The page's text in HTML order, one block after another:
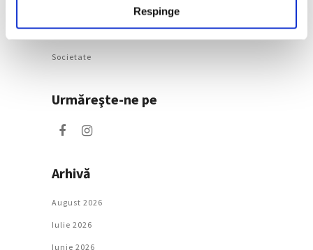
Respinge
Societate
Urmăreşte-ne pe
Arhivă
August 2026
Iulie 2026
Iunie 2026